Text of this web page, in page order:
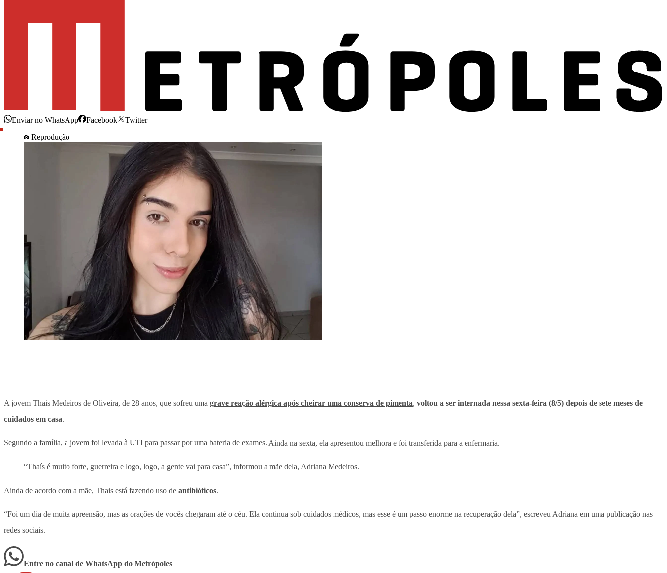
Enviar no WhatsApp Facebook
Twitter
Reprodução
A jovem Thais Medeiros de Oliveira, de 28 anos, que sofreu uma grave reação alérgica após cheirar uma conserva de pimenta, voltou a ser internada nessa sexta-feira (8/5) depois de sete meses de
cuidados em casa.
Segundo a família, a jovem foi levada à UTI para passar por uma bateria de exames. Ainda na sexta, ela apresentou melhora e foi transferida para a enfermaria.
“Thaís é muito forte, guerreira e logo, logo, a gente vai para casa”, informou a mãe dela, Adriana Medeiros.
Ainda de acordo com a mãe, Thais está fazendo uso de antibióticos.
“Foi um dia de muita apreensão, mas as orações de vocês chegaram até o céu. Ela continua sob cuidados médicos, mas esse é um passo enorme na recuperação dela”, escreveu Adriana em uma publicação nas
redes sociais.
Entre no canal de WhatsApp do Metrópoles